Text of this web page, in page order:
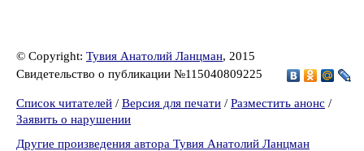
© Copyright: Тувия Анатолий Ланцман, 2015
Свидетельство о публикации №115040809225
Список читателей / Версия для печати / Разместить анонс /
Заявить о нарушении
Другие произведения автора Тувия Анатолий Ланцман